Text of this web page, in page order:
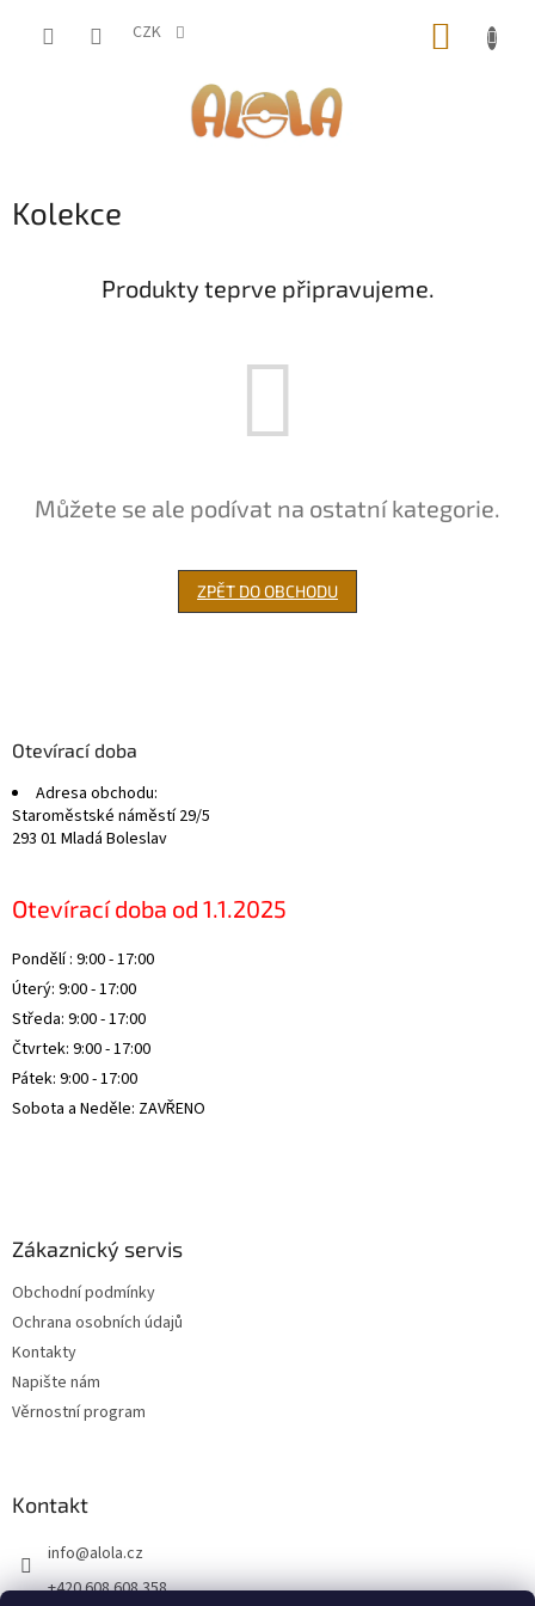
CZK
Kolekce
Produkty teprve připravujeme.
Můžete se ale podívat na ostatní kategorie.
ZPĚT DO OBCHODU
Otevírací doba
Adresa obchodu:
Staroměstské náměstí 29/5
293 01 Mladá Boleslav
Otevírací doba od 1.1.2025
Pondělí : 9:00 - 17:00
Úterý: 9:00 - 17:00
Středa: 9:00 - 17:00
Čtvrtek: 9:00 - 17:00
Pátek: 9:00 - 17:00
Sobota a Neděle: ZAVŘENO
Zákaznický servis
Obchodní podmínky
Ochrana osobních údajů
Kontakty
Napište nám
Věrnostní program
Kontakt
info@alola.cz
+420 608 608 358